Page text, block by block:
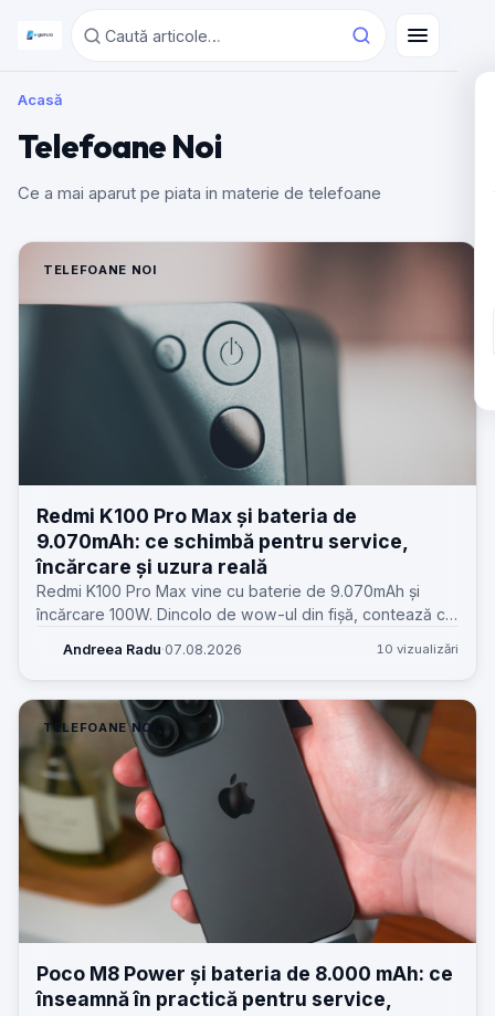
Acasă
Telefoane Noi
Ce a mai aparut pe piata in materie de telefoane
TELEFOANE NOI
Redmi K100 Pro Max și bateria de
9.070mAh: ce schimbă pentru service,
încărcare și uzura reală
Redmi K100 Pro Max vine cu baterie de 9.070mAh și
încărcare 100W. Dincolo de wow-ul din fișă, contează ce
așteptările clienților.
Andreea Radu·07.08.2026 10 vizualizări
TELEFOANE NOI
Poco M8 Power și bateria de 8.000 mAh: ce
înseamnă în practică pentru service,